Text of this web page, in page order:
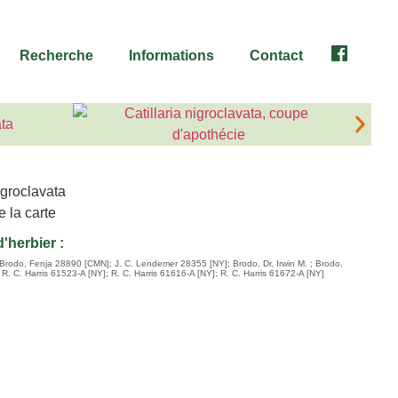
Recherche Informations Contact Facebook
:
Fenja 28890 [CMN];J. C. Lendemer 28355 [NY];Brodo, Dr. Irwin M. ; Brodo,
R. C. Harris 61523-A [NY];R. C. Harris 61616-A [NY];R. C. Harris 61672-A [NY]